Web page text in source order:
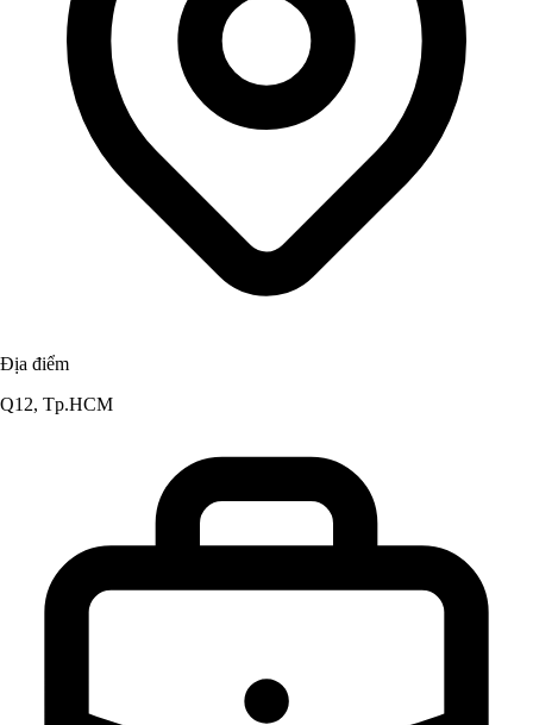
Địa điểm
Q12, Tp.HCM